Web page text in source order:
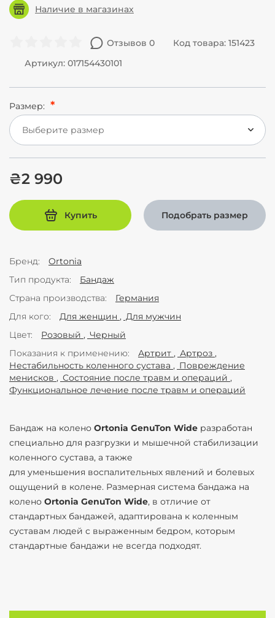
Наличие в магазинах
Отзывов 0
Код товара: 151423
Артикул: 017154430101
Размер:
Выберите размер
₴2 990
Купить Подобрать размер
Бренд
Ortonia
Тип продукта
Бандаж
Страна производства
Германия
Для кого
Для женщин
Для мужчин
Цвет
Розовый
Черный
Показания к применению
Артрит
Артроз
Нестабильность коленного сустава
Повреждение
менисков
Состояние после травм и операций
Функциональное лечение после травм и операций
Бандаж на колено Ortonia GenuTon Wide разработан
специально для разгрузки и мышечной стабилизации
коленного сустава, а также
для уменьшения воспалительных явлений и болевых
ощущений в колене. Размерная система бандажа на
колено Ortonia GenuTon Wide, в отличие от
стандартных бандажей, адаптирована к коленным
суставам людей с выраженным бедром, которым
стандартные бандажи не всегда подходят.